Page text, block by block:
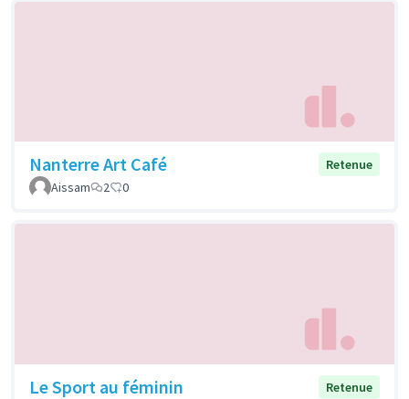
Nanterre Art Café
Retenue
Aissam
2 0
Le Sport au féminin
Retenue